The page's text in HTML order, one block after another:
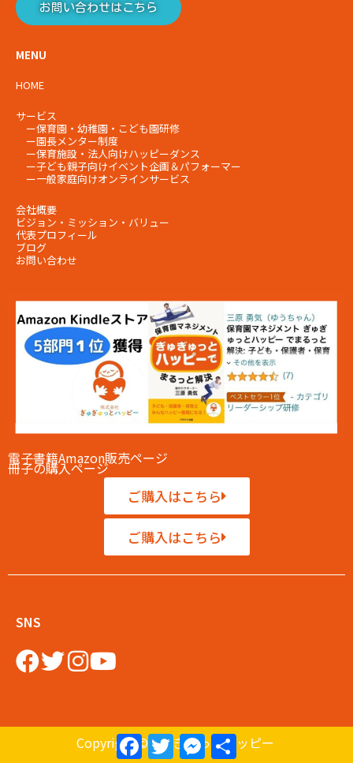
お問い合わせはこちら
MENU
HOME
サービス
ー保育園・幼稚園・こども園研修
ー園長メンター制度
ー保育施設・法人向けハッピーダンス
ー子ども親子向けイベント企画＆パフォーマー
ー一般家庭向けオンラインサービス
会社概要
ビジョン・ミッション・ バリュー
代表プロフィール
ブログ
お問い合わせ
電子書籍Amazon販売ページ
冊子の購入ページ
ご購入はこちら
ご購入はこちら
SNS
Copyright ©ぎゅぎゅっとハッピー
FacebookTwitterMessenger
共
有